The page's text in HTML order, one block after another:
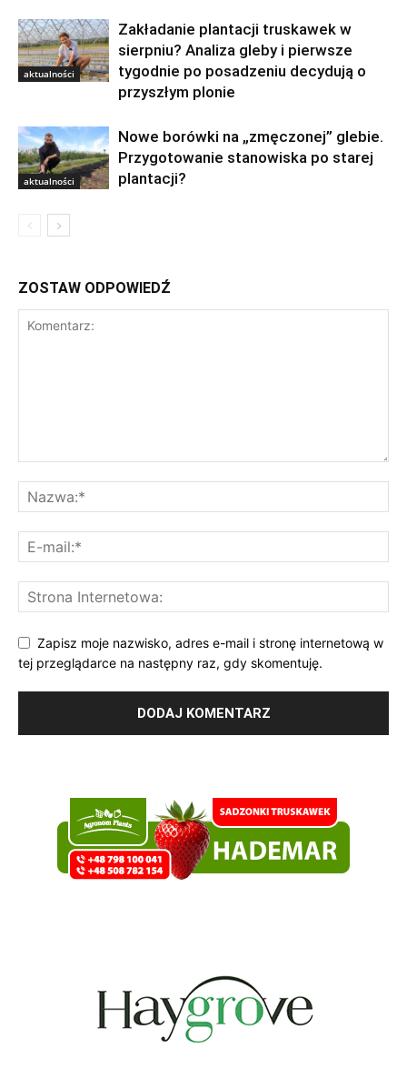
aktualności
Zakładanie plantacji truskawek w
sierpniu? Analiza gleby i pierwsze
tygodnie po posadzeniu decydują o
przyszłym plonie
aktualności
Nowe borówki na „zmęczonej” glebie.
Przygotowanie stanowiska po starej
plantacji?
ZOSTAW ODPOWIEDŹ
Zapisz moje nazwisko, adres e-mail i stronę internetową w
tej przeglądarce na następny raz, gdy skomentuję.